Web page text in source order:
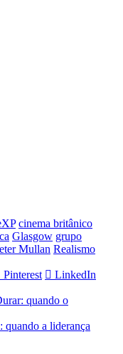
cinema britânico
Glasgow grupo
Mullan Realismo
Pinterest
LinkedIn
quando o
a liderança